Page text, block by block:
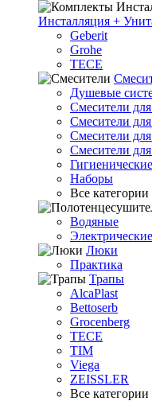
Инсталляция +
Geberit
Grohe
TECE
Душевые
Смесители
Смесители
Смесители
Смесители
Наборы
Все категории
Водяные
Электрические
Люки
Практика
Трапы
AlcaPlast
Bettoserb
Grocenberg
TECE
TIM
Viega
ZEISSLER
Все категории